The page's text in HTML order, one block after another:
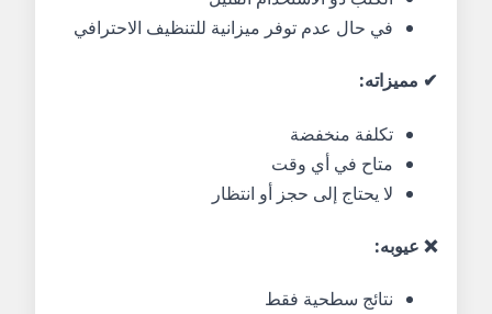
في حال عدم توفر ميزانية للتنظيف الاحترافي
✔ مميزاته:
تكلفة منخفضة
متاح في أي وقت
لا يحتاج إلى حجز أو انتظار
❌ عيوبه:
نتائج سطحية فقط